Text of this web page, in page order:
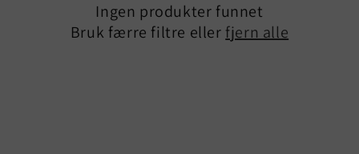
Ingen produkter funnet
Bruk færre filtre eller fjern alle